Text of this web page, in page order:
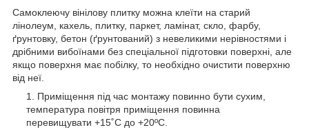
Самоклеючу вінілову плитку можна клеїти на старий
лінолеум, кахель, плитку, паркет, ламінат, скло, фарбу,
ґрунтовку, бетон (ґрунтований) з невеликими нерівностями і
дрібними вибоїнами без спеціальної підготовки поверхні, але
якщо поверхня має побілку, то необхідно очистити поверхню
від неї.
Приміщення під час монтажу повинно бути сухим,
температура повітря приміщення повинна
перевищувати +15˚С до +20ºС.